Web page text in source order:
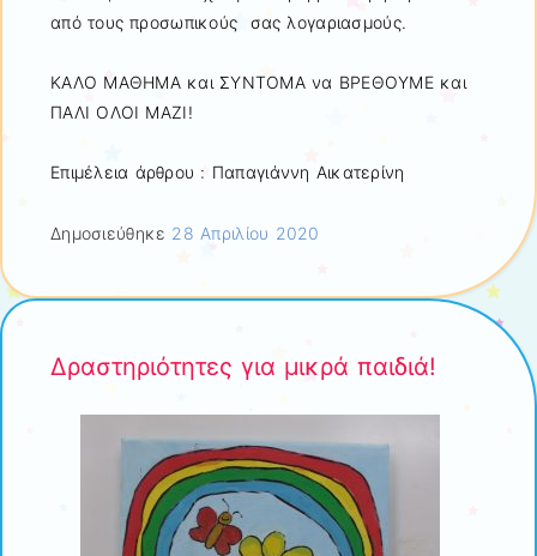
από τους προσωπικούς σας λογαριασμούς.
ΚΑΛΟ ΜΑΘΗΜΑ και ΣΥΝΤΟΜΑ να ΒΡΕΘΟΥΜΕ και
ΠΑΛΙ ΟΛΟΙ ΜΑΖΙ!
Επιμέλεια άρθρου : Παπαγιάννη Αικατερίνη
Δημοσιεύθηκε 28 Απριλίου 2020
Δραστηριότητες για μικρά παιδιά!